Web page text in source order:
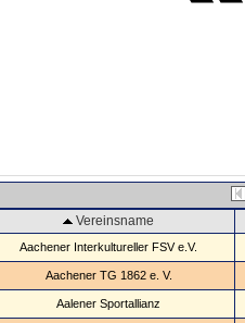
Vereinsname
Aachener Interkultureller FSV e.V.
Aachener TG 1862 e. V.
Aalener Sportallianz